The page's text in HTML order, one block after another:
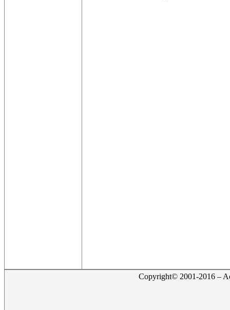
Copyright© 2001-2016 –